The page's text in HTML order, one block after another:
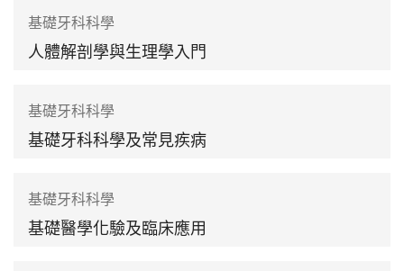
基礎牙科科學
人體解剖學與生理學入門
基礎牙科科學
基礎牙科科學及常見疾病
基礎牙科科學
基礎醫學化驗及臨床應用